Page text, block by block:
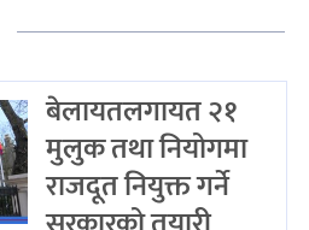
बेलायतलगायत २१
मुलुक तथा नियोगमा
राजदूत नियुक्त गर्ने